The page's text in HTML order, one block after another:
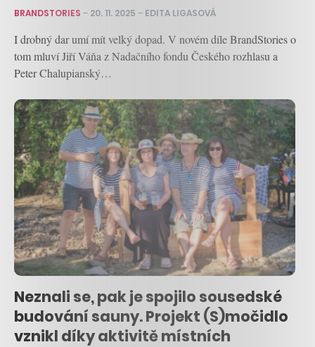
BRANDSTORIES – 20. 11. 2025 – EDITA LIGASOVÁ
I drobný dar umí mít velký dopad. V novém díle BrandStories o
tom mluví Jiří Váňa z Nadačního fondu Českého rozhlasu a
Peter Chalupianský…
Neznali se, pak je spojilo sousedské
budování sauny. Projekt (S)močidlo
vznikl díky aktivitě místních